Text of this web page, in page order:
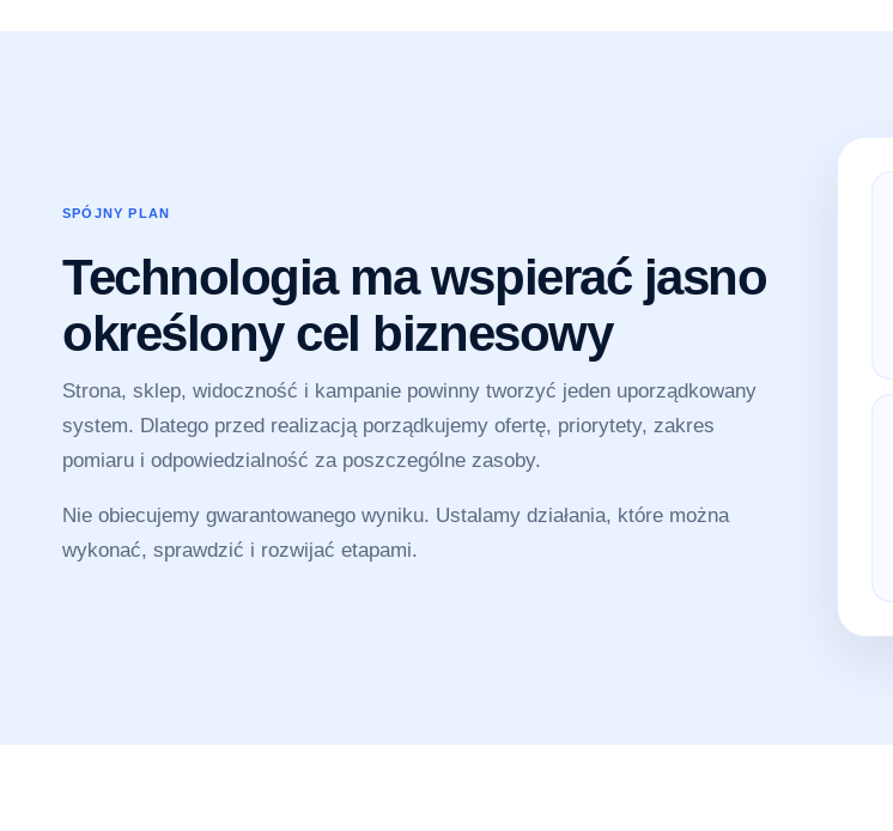
SPÓJNY PLAN
Technologia ma wspierać jasno
określony cel biznesowy
Strona, sklep, widoczność i kampanie powinny tworzyć jeden uporządkowany
system. Dlatego przed realizacją porządkujemy ofertę, priorytety, zakres
pomiaru i odpowiedzialność za poszczególne zasoby.
Nie obiecujemy gwarantowanego wyniku. Ustalamy działania, które można
wykonać, sprawdzić i rozwijać etapami.